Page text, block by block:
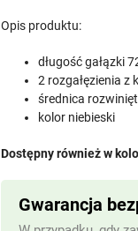
Opis produktu:
długość gałązki
2 rozgałęzienia z
średnica
kolor niebieski
Dostępny również w
Gwarancja